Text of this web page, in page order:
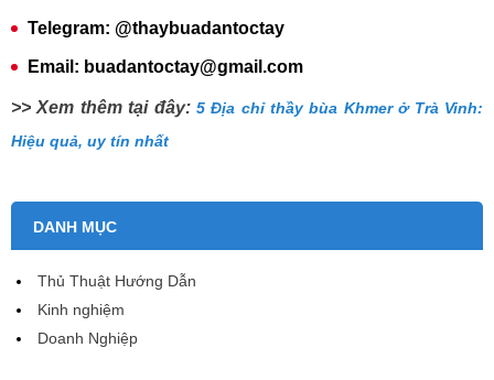
Telegram: @thaybuadantoctay
Email: buadantoctay@gmail.com
>> Xem thêm tại đây: 5 Địa chỉ thầy bùa Khmer ở Trà Vinh:
Hiệu quả, uy tín nhất
DANH MỤC
Thủ Thuật Hướng Dẫn
Kinh nghiệm
Doanh Nghiệp